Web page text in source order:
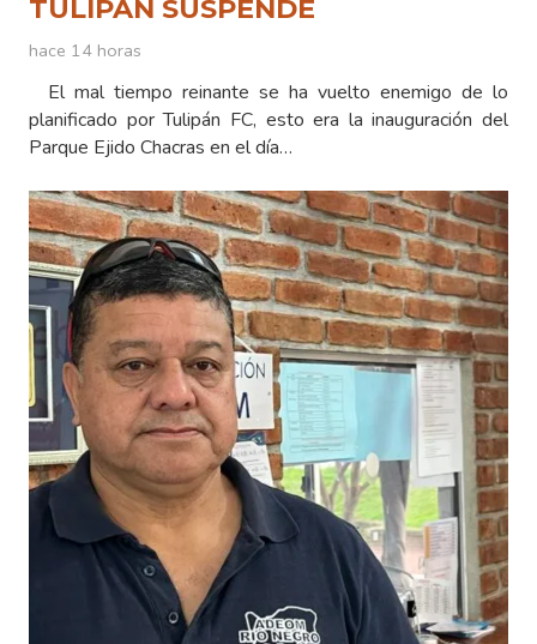
TULIPÁN SUSPENDE
hace 14 horas
El mal tiempo reinante se ha vuelto enemigo de lo
planificado por Tulipán FC, esto era la inauguración del
Parque Ejido Chacras en el día…